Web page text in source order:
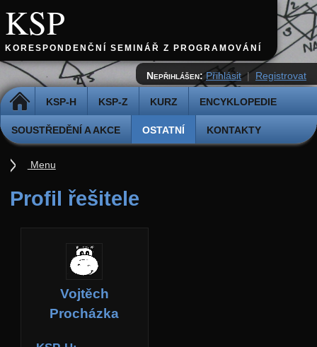
KSP
KORESPONDENČNÍ SEMINÁŘ Z PROGRAMOVÁNÍ
DOMŮ KSP-H KSP-Z KURZ ENCYKLOPEDIE
SOUSTŘEDĚNÍ A AKCE OSTATNÍ KONTAKTY
Nepřihlášen: Přihlásit | Registrovat
Profil řešitele
Vojtěch
Procházka
Menu